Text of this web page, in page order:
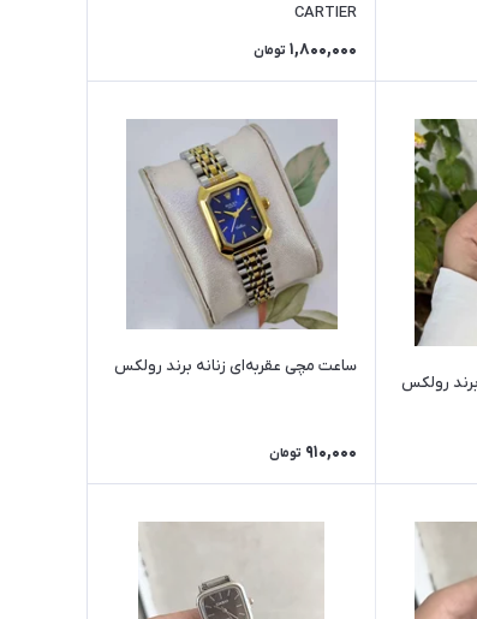
CARTIER
1,800,000 تومان
رولکس
ساعت مچی عقربه‌ای زنانه برند رولکس
910,000 تومان